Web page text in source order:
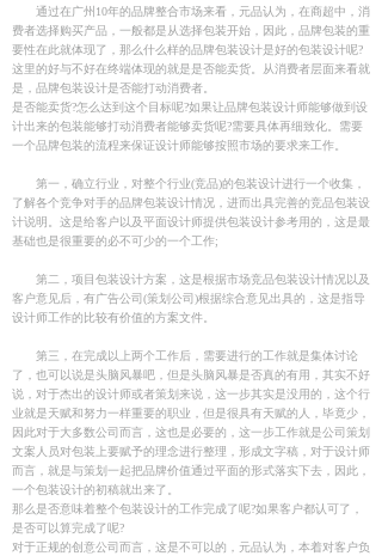
通过在广州10年的品牌整合市场来看，元品认为，在商超中，消
费者选择购买产品，一般都是从选择包装开始，因此，品牌包装的重
要性在此就体现了，那么什么样的品牌包装设计是好的包装设计呢?
这里的好与不好在终端体现的就是是否能卖货。从消费者层面来看就
是，品牌包装设计是否能打动消费者。
是否能卖货?怎么达到这个目标呢?如果让品牌包装设计师能够做到设
计出来的包装能够打动消费者能够卖货呢?需要具体再细致化。需要
一个品牌包装的流程来保证设计师能够按照市场的要求来工作。
第一，确立行业，对整个行业(竞品)的包装设计进行一个收集，
了解各个竞争对手的品牌包装设计情况，进而出具完善的竞品包装设
计说明。这是给客户以及平面设计师提供包装设计参考用的，这是最
基础也是很重要的必不可少的一个工作;
第二，项目包装设计方案，这是根据市场竞品包装设计情况以及
客户意见后，有广告公司(策划公司)根据综合意见出具的，这是指导
设计师工作的比较有价值的方案文件。
第三，在完成以上两个工作后，需要进行的工作就是集体讨论
了，也可以说是头脑风暴吧，但是头脑风暴是否真的有用，其实不好
说，对于杰出的设计师或者策划来说，这一步其实是没用的，这个行
业就是天赋和努力一样重要的职业，但是很具有天赋的人，毕竟少，
因此对于大多数公司而言，这也是必要的，这一步工作就是公司策划
文案人员对包装上要赋予的理念进行整理，形成文字稿，对于设计师
而言，就是与策划一起把品牌价值通过平面的形式落实下去，因此，
一个包装设计的初稿就出来了。
那么是否意味着整个包装设计的工作完成了呢?如果客户都认可了，
是否可以算完成了呢?
对于正规的创意公司而言，这是不可以的，元品认为，本着对客户负